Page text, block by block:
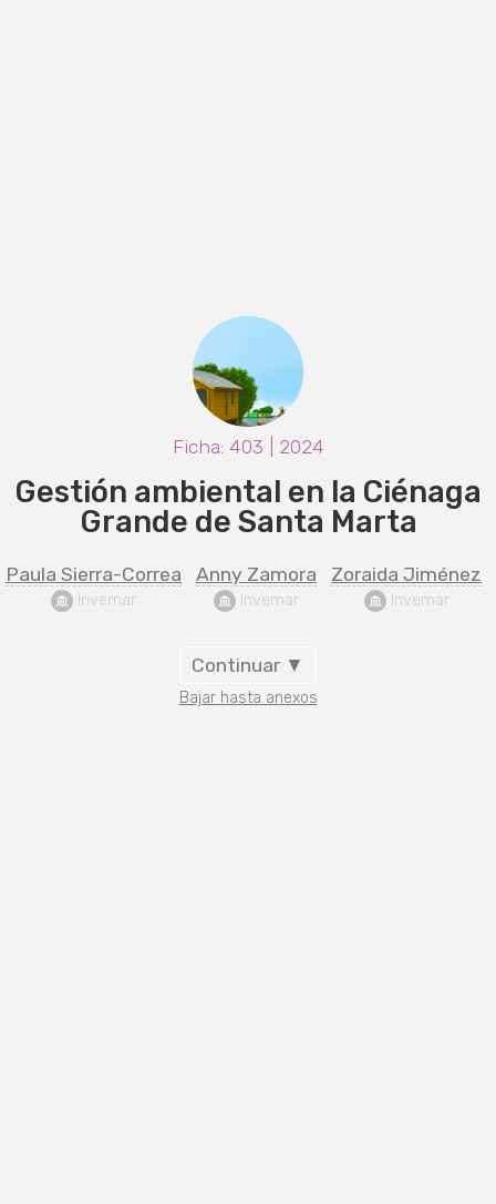
Ficha: 403 | 2024
Gestión ambiental en la Ciénaga
Grande de Santa Marta
Paula Sierra-Correa
Invemar
Anny Zamora
Invemar
Zoraida Jiménez
Invemar
Continuar ▼
Bajar hasta anexos